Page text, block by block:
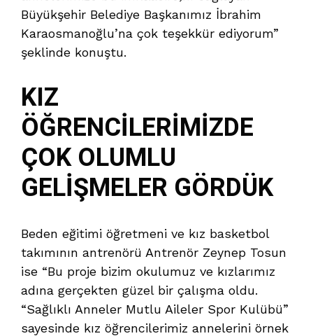
Büyükşehir Belediye Başkanımız İbrahim
Karaosmanoğlu’na çok teşekkür ediyorum”
şeklinde konuştu.
KIZ
ÖĞRENCİLERİMİZDE
ÇOK OLUMLU
GELİŞMELER GÖRDÜK
Beden eğitimi öğretmeni ve kız basketbol
takımının antrenörü Antrenör Zeynep Tosun
ise “Bu proje bizim okulumuz ve kızlarımız
adına gerçekten güzel bir çalışma oldu.
“Sağlıklı Anneler Mutlu Aileler Spor Kulübü”
sayesinde kız öğrencilerimiz annelerini örnek